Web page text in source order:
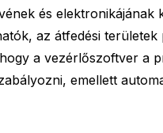
és
az átfedési területek
a vezérlőszoftver a
emellett